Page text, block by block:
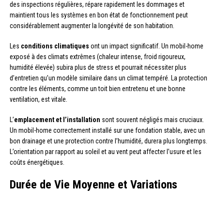
des inspections régulières, répare rapidement les dommages et
maintient tous les systèmes en bon état de fonctionnement peut
considérablement augmenter la longévité de son habitation.
Les conditions climatiques ont un impact significatif. Un mobil-home
exposé à des climats extrêmes (chaleur intense, froid rigoureux,
humidité élevée) subira plus de stress et pourrait nécessiter plus
d’entretien qu’un modèle similaire dans un climat tempéré. La protection
contre les éléments, comme un toit bien entretenu et une bonne
ventilation, est vitale.
L’emplacement et l’installation sont souvent négligés mais cruciaux.
Un mobil-home correctement installé sur une fondation stable, avec un
bon drainage et une protection contre l’humidité, durera plus longtemps.
L’orientation par rapport au soleil et au vent peut affecter l’usure et les
coûts énergétiques.
Durée de Vie Moyenne et Variations